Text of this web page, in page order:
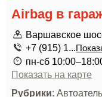
Airbag в
Варшавское
+7 (915) 1...
пн-сб
Показать на карте
Рубрики: